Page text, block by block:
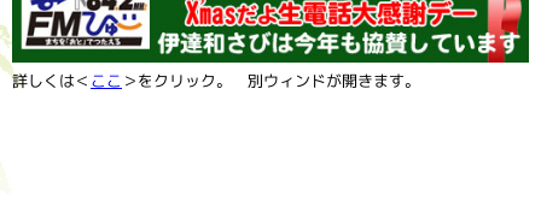
詳しくは＜ ここ ＞をクリック。 別ウィンドが開きます。